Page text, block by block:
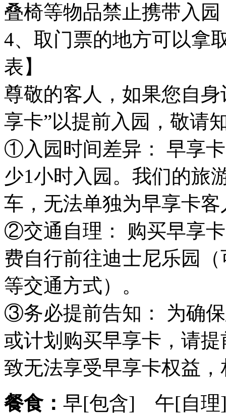
叠椅等物品禁止携带入园
4、取门票的地方可以拿
表】
尊敬的客人，如果您自
享卡”以提前入园，敬请
①入园时间差异： 早享
少1小时入园。我们的旅
车，无法单独为早享卡
②交通自理： 购买早享
费自行前往迪士尼乐园
等交通方式）。
③务必提前告知： 为确
或计划购买早享卡，请
致无法享受早享卡权益
餐食： 早[包含] 午[自